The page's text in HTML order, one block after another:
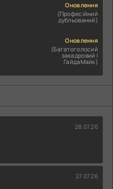
Оновлення
(Професійний
дубльований)
Оновлення
(Багатоголосий
закадровий |
ГайдаМайк)
28.07.26
27.07.26